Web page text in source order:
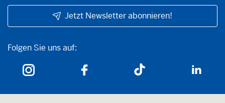
Jetzt Newsletter abonnieren!
Folgen Sie uns auf:
Folgen Sie uns auf: